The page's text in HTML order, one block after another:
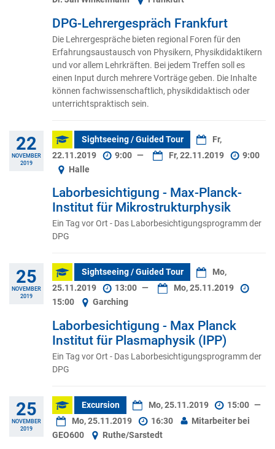
DPG-Lehrergespräch Frankfurt
Die Lehrergespräche bieten regional Foren für den
Erfahrungsaustausch von Physikern, Physikdidaktikern
und vor allem Lehrkräften. Bei jedem Treffen soll es
einen Input durch mehrere Vorträge geben. Die Inhalte
können fachwissenschaftlich, physikdidaktisch oder
unterrichtspraktisch sein.
22
NOVEMBER
2019
Sightseeing / Guided Tour
Fr,
22.11.2019
9:00 — Fr, 22.11.2019
9:00
Halle
Laborbesichtigung - Max-Planck-
Institut für Mikrostrukturphysik
Ein Tag vor Ort - Das Laborbesichtigungsprogramm der
DPG
25
NOVEMBER
2019
Sightseeing / Guided Tour
Mo,
25.11.2019
13:00 —
Mo, 25.11.2019
15:00
Garching
Laborbesichtigung - Max Planck
Institut für Plasmaphysik (IPP)
Ein Tag vor Ort - Das Laborbesichtigungsprogramm der
DPG
25
NOVEMBER
2019
Excursion Mo, 25.11.2019 15:00 —
Mo, 25.11.2019
16:30
Mitarbeiter bei
GEO600
Ruthe/Sarstedt